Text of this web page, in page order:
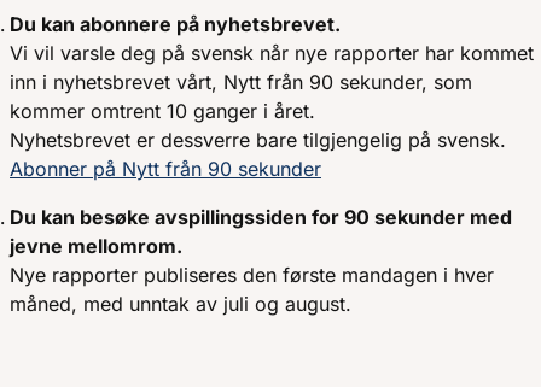
Du kan abonnere på nyhetsbrevet.
Vi vil varsle deg på svensk når nye rapporter har kommet
inn i nyhetsbrevet vårt, Nytt från 90 sekunder, som
kommer omtrent 10 ganger i året.
Nyhetsbrevet er dessverre bare tilgjengelig på svensk.
Abonner på Nytt från 90 sekunder
Du kan besøke avspillingssiden for 90 sekunder med
jevne mellomrom.
Nye rapporter publiseres den første mandagen i hver
måned, med unntak av juli og august.